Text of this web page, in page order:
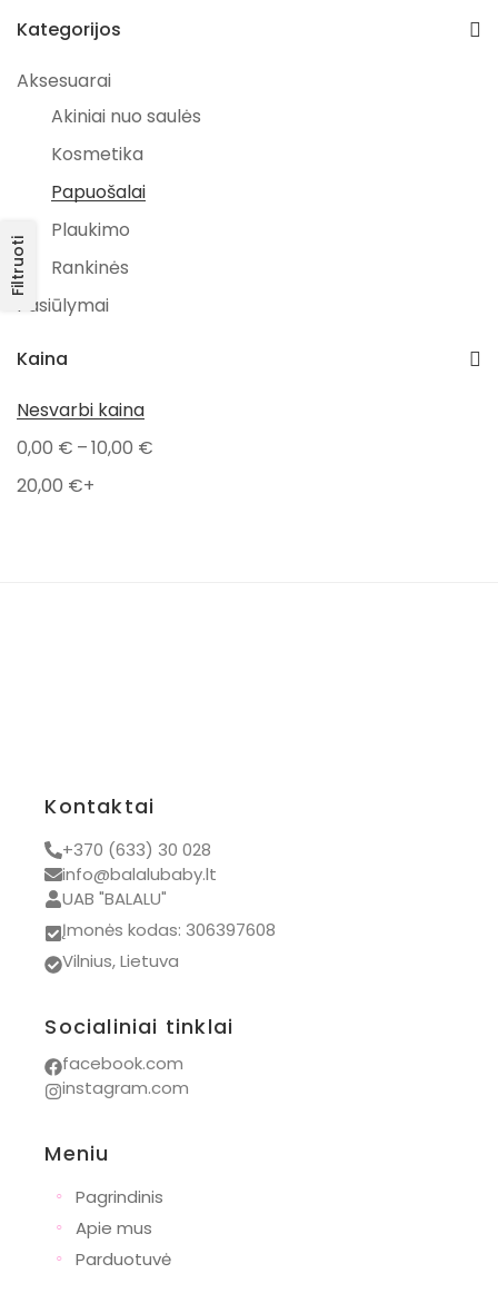
Kategorijos
Aksesuarai
Akiniai nuo saulės
Kosmetika
Papuošalai
Plaukimo
Rankinės
Pasiūlymai
Kūdikiams
Valgymui
Maudynėms
BamBam
Bon Ton Toys
Chewies
Iglu
Kidiwi
Kovap
Mrs. Ertha
PAZ Rodriguez
Wishbone
Bianca Maria
Kaina
Nesvarbi kaina
0,00 € –10,00 €
20,00 €+
Filtruoti
Kontaktai
+370 (633) 30 028
info@balalubaby.lt
UAB "BALALU"
Įmonės kodas: 306397608
Vilnius, Lietuva
Socialiniai tinklai
facebook.com
instagram.com
Meniu
◦
Pagrindinis
◦ Apie mus
◦ Parduotuvė